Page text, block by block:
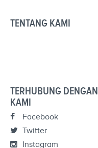
TENTANG KAMI
TERHUBUNG DENGAN
KAMI
Facebook
Twitter
Instagram